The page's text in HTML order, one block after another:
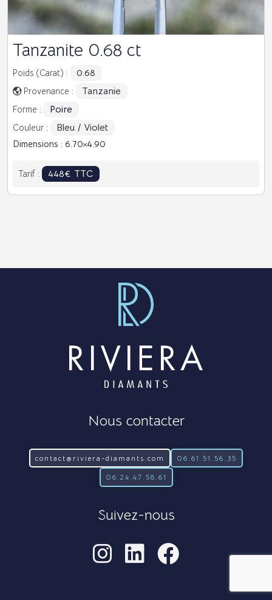
Tanzanite 0.68 ct
Poids (Carat) : 0.68
Provenance : Tanzanie
Forme : Poire
Couleur : Bleu / Violet
Dimensions : 6.70 4.90
Tarif : 448€ TTC
Nous contacter
contact@riviera-diamants.com 06.61.51.56.35
06.24.47.58.61
Suivez-nous